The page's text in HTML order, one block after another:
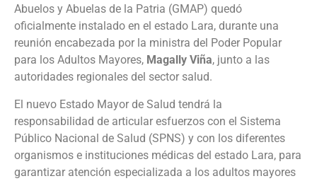
Abuelos y Abuelas de la Patria (GMAP) quedó
oficialmente instalado en el estado Lara, durante una
reunión encabezada por la ministra del Poder Popular
para los Adultos Mayores, Magally Viña, junto a las
autoridades regionales del sector salud.
El nuevo Estado Mayor de Salud tendrá la
responsabilidad de articular esfuerzos con el Sistema
Público Nacional de Salud (SPNS) y con los diferentes
organismos e instituciones médicas del estado Lara, para
garantizar atención especializada a los adultos mayores